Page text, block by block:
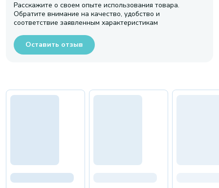
Расскажите о своем опыте использования товара.
Обратите внимание на качество, удобство и
соответствие заявленным характеристикам
Оставить отзыв